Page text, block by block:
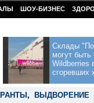
ШОУ-БИЗНЕС
Склады
могут
Wildberries
сгоревших
, ВЫДВОРЕНИЕ